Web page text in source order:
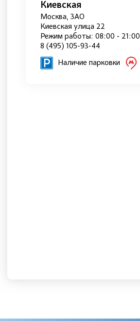
Киевская
Москва, ЗАО
Киевская улица 22
Режим работы: 08:00 - 21:00
8 (495) 105-93-44
Наличие парковки